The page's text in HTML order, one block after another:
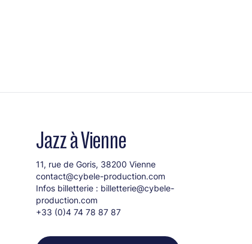
Jazz à Vienne
11, rue de Goris, 38200 Vienne
contact@cybele-production.com
Infos billetterie : billetterie@cybele-
production.com
+33 (0)4 74 78 87 87